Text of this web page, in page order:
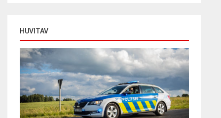
HUVITAV